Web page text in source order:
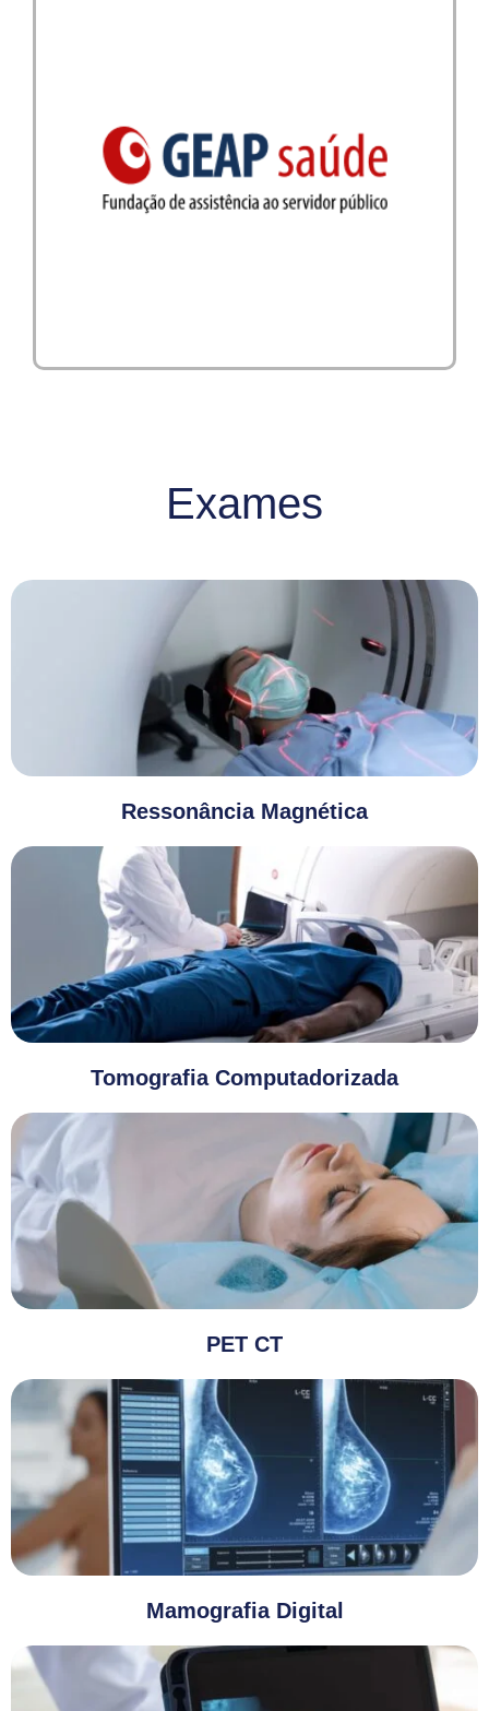
Exames
Ressonância Magnética
Tomografia Computadorizada
PET CT
Mamografia Digital